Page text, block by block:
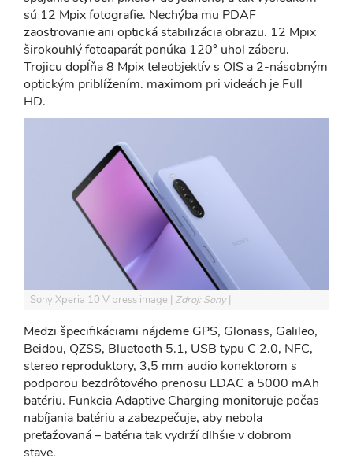
sú 12 Mpix fotografie. Nechýba mu PDAF
zaostrovanie ani optická stabilizácia obrazu. 12 Mpix
širokouhlý fotoaparát ponúka 120° uhol záberu.
Trojicu dopĺňa 8 Mpix teleobjektív s OIS a 2-násobným
optickým priblížením. maximom pri videách je Full
HD.
Sony Xperia 10 V press image Zdroj: Sony
Medzi špecifikáciami nájdeme GPS, Glonass, Galileo,
Beidou, QZSS, Bluetooth 5.1, USB typu C 2.0, NFC,
stereo reproduktory, 3,5 mm audio konektorom s
podporou bezdrôtového prenosu LDAC a 5000 mAh
batériu. Funkcia Adaptive Charging monitoruje počas
nabíjania batériu a zabezpečuje, aby nebola
preťažovaná – batéria tak vydrží dlhšie v dobrom
stave.